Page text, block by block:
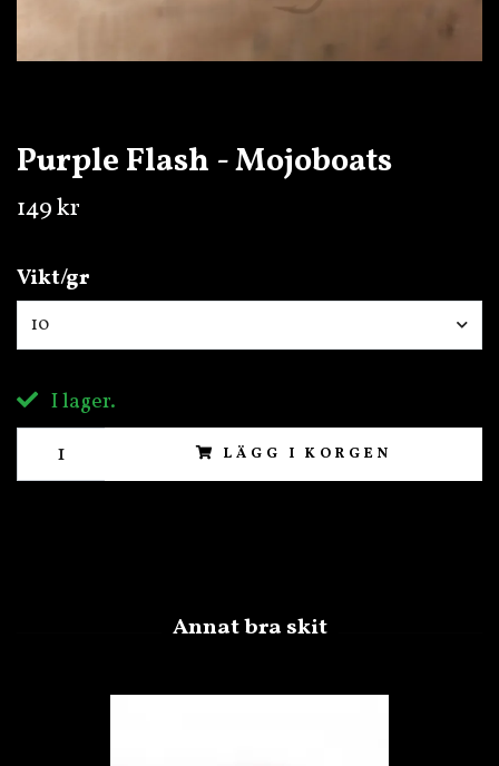
Purple Flash - Mojoboats
149 kr
Vikt/gr
10
I lager.
LÄGG I KORGEN